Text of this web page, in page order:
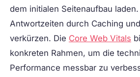
dem initialen Seitenaufbau
Antwortzeiten durch Caching
verkürzen. Die Core Web Vitals
konkreten Rahmen, um die
Performance messbar zu